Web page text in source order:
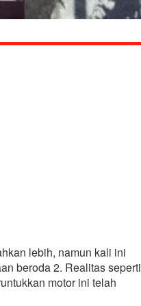
lebih, namun kali ini
beroda 2. Realitas seperti
motor ini telah